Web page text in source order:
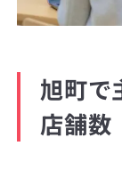
旭町で
店舗数